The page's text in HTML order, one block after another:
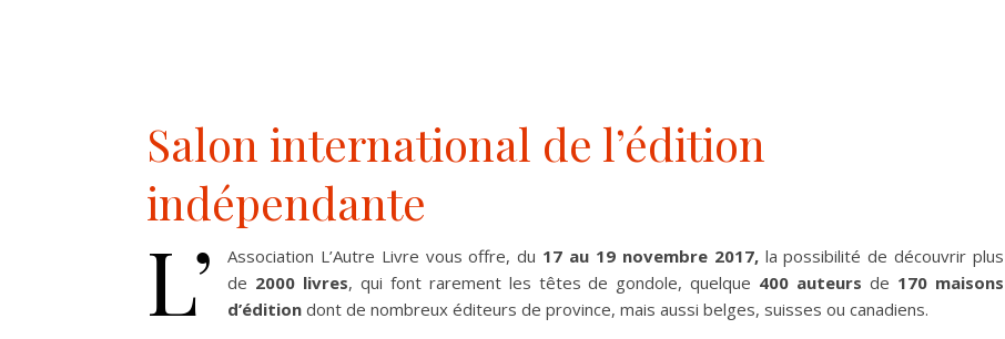
Salon international de l’édition
indépendante
L’ Association L’Autre Livre vous offre, du 17 au 19 novembre 2017,la possibilité de découvrir plus
de 2000 livres, qui font rarement les têtes de gondole, quelque 400 auteurs de 170 maisons
d’édition dont de nombreux éditeurs de province, mais aussi belges, suisses ou canadiens.